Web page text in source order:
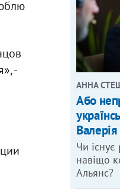
-
АННА
Або
Чи існує
навіщо
Альянс?